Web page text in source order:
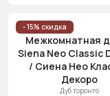
- 15% скидка
Межкомнатная
Siena Neo Classic
/ Сиена Нео
Декоро
Дуб торонто